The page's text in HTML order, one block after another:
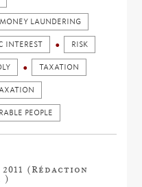
MONEY LAUNDERING
INTEREST RISK
TAXATION
PEOPLE
(Rédaction
)